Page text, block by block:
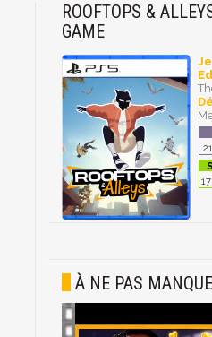
ROOFTOPS &
GAME
À NE PAS